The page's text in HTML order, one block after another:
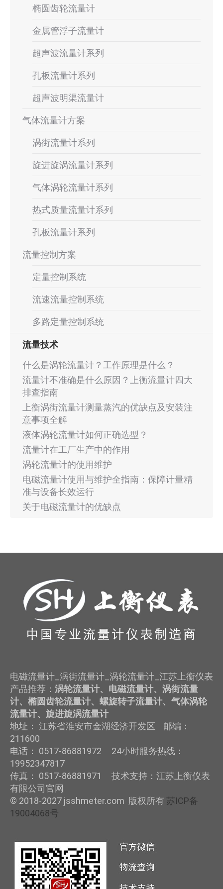
椭圆齿轮流量计
金属管浮子流量计
超声波流量计系列
孔板流量计系列
超声波明渠流量计
气体流量计方案
涡街流量计系列
旋进旋涡流量计系列
气体涡轮流量计系列
热式质量流量计系列
孔板流量计系列
流量控制方案
定量控制系统
流速流量控制系统
多路定量控制系统
流量技术
什么是涡轮流量计？工作原理是什么？
流量计不准确是什么原因？上衡流量计四大
排查指南
上衡涡街流量计测量蒸汽的优缺点及安装注
意事项全解
液体涡轮流量计如何正确选型？
流量计在工厂生产中的作用
涡轮流量计的使用维护
电磁流量计使用与维护全指南：保障计量精
准与设备长效运行
关于电磁流量计的优缺点
电磁流量计_涡街流量计_涡轮流量计_江苏上衡仪表
产品推荐： 涡轮流量计、电磁流量计、涡街流量
计、椭圆齿轮流量计、螺旋转子流量计、气体涡轮
流量计、旋进旋涡流量计
地址： 江苏省淮安市金湖经济开发区 邮编：
211600
电话： 0517-86881972 24小时服务热线：
19952347817
传真： 0517-86881971 技术支持：江苏上衡仪表
有限公司官网
© 2018-2027 jsshmeter.com 版权所有 苏ICP备
19004068号